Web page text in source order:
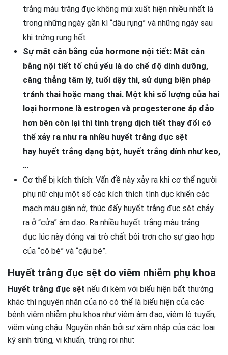
trắng màu trắng đục không mùi xuất hiện nhiều nhất là
trong những ngày gần kì “dâu rụng” và những ngày sau
khi trứng rụng hết.
Sự mất cân bằng của hormone nội tiết: Mất cân
bằng nội tiết tố chủ yếu là do chế độ dinh dưỡng,
căng thẳng tâm lý, tuổi dậy thì, sử dụng biện pháp
tránh thai hoặc mang thai. Một khi số lượng của hai
loại hormone là estrogen và progesterone áp đảo
hơn bên còn lại thì tình trạng dịch tiết thay đổi có
thể xảy ra như ra nhiều huyết trắng đục sệt
hay huyết trắng dạng bột, huyết trắng dính như keo,
…
Cơ thể bị kích thích: Vấn đề này xảy ra khi cơ thể người
phụ nữ chịu một số các kích thích tình dục khiến các
mạch máu giãn nở, thúc đẩy huyết trắng đục sệt chảy
ra ở “cửa” âm đạo. Ra nhiều huyết trắng màu trắng
đục lúc này đóng vai trò chất bôi trơn cho sự giao hợp
của “cô bé” và “cậu bé”.
Huyết trắng đục sệt do viêm nhiễm phụ khoa
Huyết trắng đục sệt nếu đi kèm với biểu hiện bất thường
khác thì nguyên nhân của nó có thể là biểu hiện của các
bệnh viêm nhiễm phụ khoa như viêm âm đạo, viêm lộ tuyến,
viêm vùng chậu. Nguyên nhân bởi sự xâm nhập của các loại
ký sinh trùng, vi khuẩn, trùng roi như: